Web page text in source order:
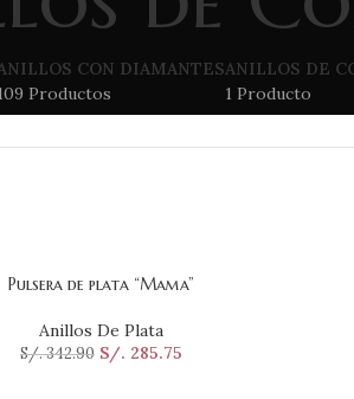
CON DIAMANTES
Productos
ANILLOS DE
1 Producto
AL CARRITO
Pulsera de plata “Mama”
Anillos De Plata
S/.342.90 S/. 285.75